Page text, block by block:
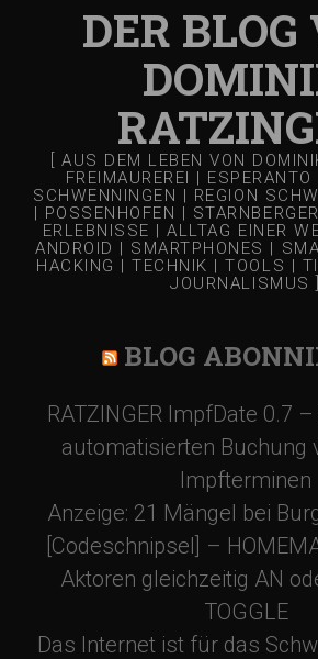
DER BLOG
[ AUS DEM LEBEN VON
FREIMAUREREI |
SCHWENNINGEN | REGION
| POSSENHOFEN |
ERLEBNISSE | ALLTAG EINER
ANDROID | SMARTPHONES |
HACKING | TECHNIK | TOOLS |
JOURNALISMUS ]
BLOG
RATZINGER ImpfDate 0.7
automatisierten Buchung
Impfterminen
Anzeige: 21 Mängel bei
[Codeschnipsel] –
Aktoren gleichzeitig AN
TOGGLE
Das Internet ist für das